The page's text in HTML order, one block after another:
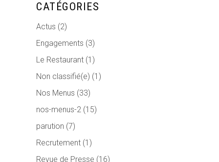
CATÉGORIES
Actus (2)
Engagements (3)
Le Restaurant (1)
Non classifié(e) (1)
Nos Menus (33)
nos-menus-2 (15)
parution (7)
Recrutement (1)
Revue de Presse (16)